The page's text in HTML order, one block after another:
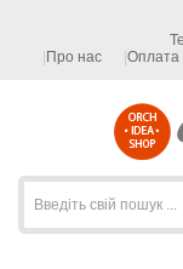
Про нас
Оплата